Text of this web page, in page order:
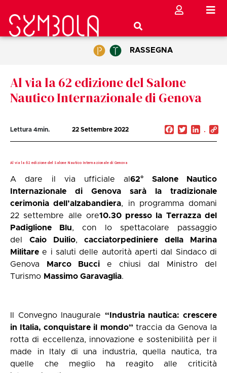
RASSEGNA
Al via la 62 edizione del Salone
Nautico Internazionale di Genova
Lettura 4min. 22 Settembre 2022 Facebook
Twitter
Al via la 62 edizione del Salone Nautico Internazionale di Genova
A dare il via ufficiale al62° Salone Nautico
Internazionale di Genova sarà la tradizionale
cerimonia dell’alzabandiera, in programma domani
22 settembre alle ore10.30 presso la Terrazza del
Padiglione Blu, con lo spettacolare passaggio
del Caio Duilio,cacciatorpediniere della Marina
Militare e i saluti delle autorità aperti dal Sindaco di
Genova
Marco Bucci e chiusi dal Ministro del
Turismo Massimo Garavaglia.
Il Convegno Inaugurale “Industria nautica: crescere
in Italia, conquistare il mondo” traccia da Genova la
rotta di eccellenza, innovazione e sostenibilità per il
made in Italy di una industria, quella nautica, tra
quelle che meglio ha reagito alle criticità